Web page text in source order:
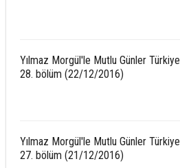
Yılmaz Morgül'le Mutlu Günler Türkiye
28. bölüm (22/12/2016)
Yılmaz Morgül'le Mutlu Günler Türkiye
27. bölüm (21/12/2016)